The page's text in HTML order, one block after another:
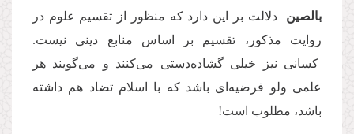
بالصین دلالت بر این دارد که منظور از تقسیم علوم در
روایت مذکور، تقسیم بر اساس منابع دینی نیست.
کسانی نیز خیلی گشاده‌دستی می‌کنند و می‌گویند هر
علمی ولو فرضیه‌ای باشد که با اسلام تضاد هم داشته
باشد، مطلوب است!